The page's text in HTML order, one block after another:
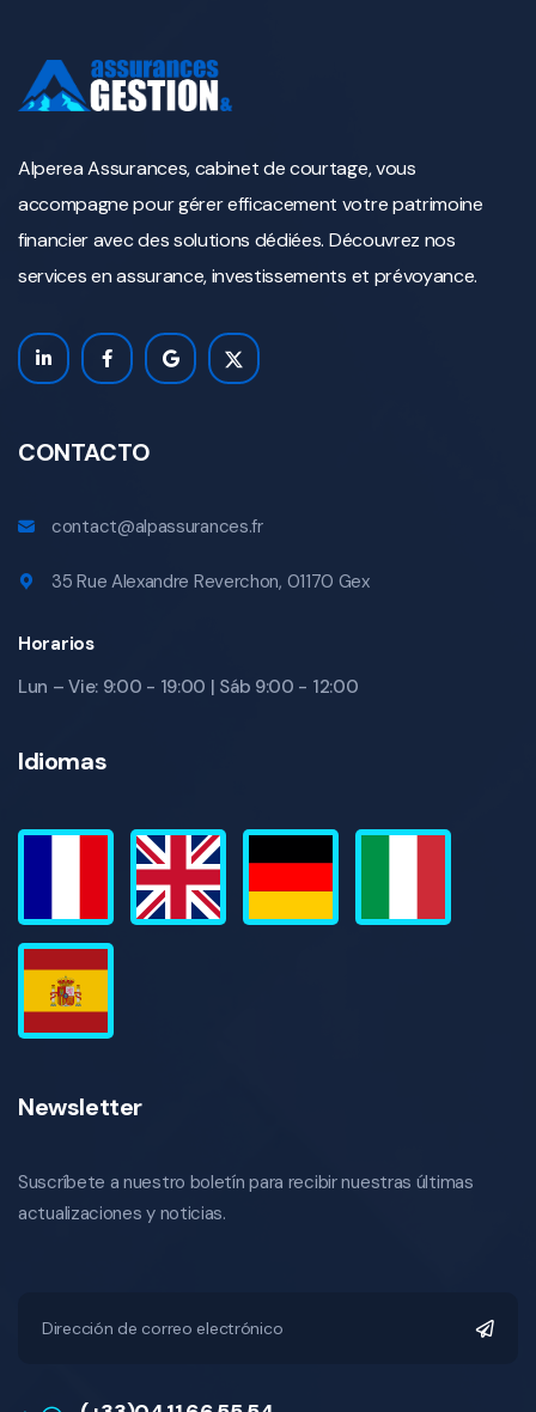
Alperea Assurances, cabinet de courtage, vous
accompagne pour gérer efficacement votre patrimoine
financier avec des solutions dédiées. Découvrez nos
services en assurance, investissements et prévoyance.
CONTACTO
contact@alpassurances.fr
35 Rue Alexandre Reverchon, 01170 Gex
Horarios
Lun – Vie: 9:00 - 19:00 | Sáb 9:00 - 12:00
Idiomas
Newsletter
Suscríbete a nuestro boletín para recibir nuestras últimas
actualizaciones y noticias.